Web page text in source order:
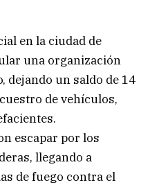
en la ciudad de
una organización
dejando un saldo de 14
de vehículos,
escapar por los
llegando a
de fuego contra el